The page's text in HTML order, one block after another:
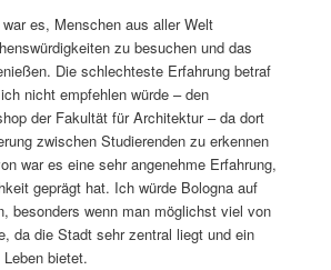
es, Menschen aus aller Welt
zu besuchen und das
Die schlechteste Erfahrung betraf
nicht empfehlen würde – den
der Fakultät für Architektur – da dort
zwischen Studierenden zu erkennen
war es eine sehr angenehme Erfahrung,
geprägt hat. Ich würde Bologna auf
besonders wenn man möglichst viel von
da die Stadt sehr zentral liegt und ein
bietet.